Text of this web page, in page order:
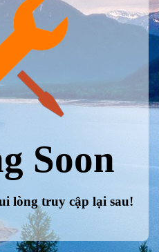
Soon
lòng truy cập lại sau!